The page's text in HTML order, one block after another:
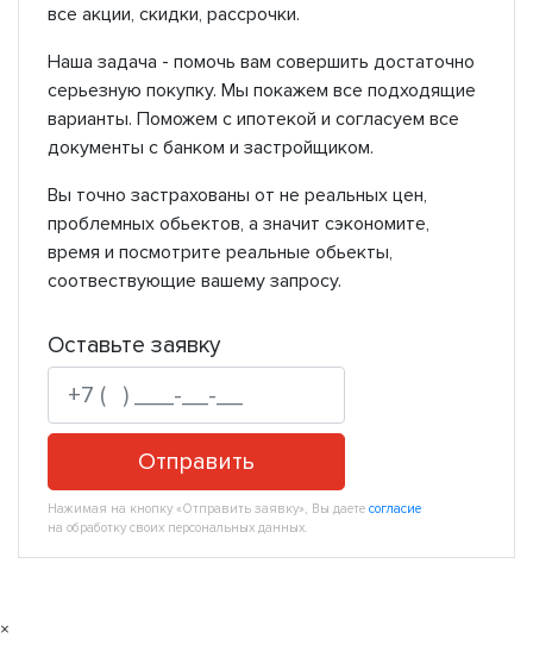
все акции, скидки, рассрочки.
Наша задача - помочь вам совершить достаточно
серьезную покупку. Мы покажем все подходящие
варианты. Поможем с ипотекой и согласуем все
документы с банком и застройщиком.
Вы точно застрахованы от не реальных цен,
проблемных обьектов, а значит сэкономите,
время и посмотрите реальные обьекты,
соотвествующие вашему запросу.
Оставьте заявку
Отправить
Нажимая на кнопку «Отправить заявку», Вы даете согласие
на обработку своих персональных данных.
×